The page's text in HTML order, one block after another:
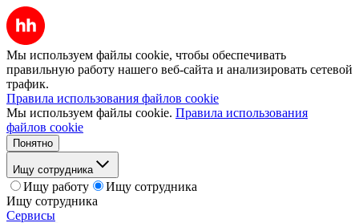
Мы используем файлы cookie, чтобы обеспечивать
правильную работу нашего веб-сайта и анализировать сетевой
трафик.
Правила использования файлов cookie
Мы используем файлы cookie. Правила использования
файлов cookie
Понятно
Ищу сотрудника
Ищу работу
Ищу сотрудника
Ищу сотрудника
Сервисы